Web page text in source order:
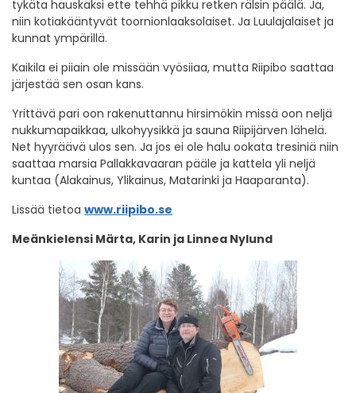
tykäta hauskaksi ette tehhä pikku retken rälsin päälä. Ja,
niin kotiakääntyvät toornionlaaksolaiset. Ja Luulajalaiset ja
kunnat ympärillä.
Kaikila ei piiain ole missään vyösiiaa, mutta Riipibo saattaa
järjestää sen osan kans.
Yrittävä pari oon rakenuttannu hirsimökin missä oon neljä
nukkumapaikkaa, ulkohyysikkä ja sauna Riipijärven lähelä.
Net hyyräävä ulos sen. Ja jos ei ole halu ookata tresiniä niin
saattaa marsia Pallakkavaaran pääle ja kattela yli neljä
kuntaa (Alakainus, Ylikainus, Matarinki ja Haaparanta).
Lissää tietoa www.riipibo.se
Meänkielensi Märta, Karin ja Linnea Nylund